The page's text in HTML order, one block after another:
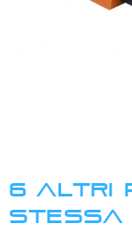
6 ALTRI
STESSA